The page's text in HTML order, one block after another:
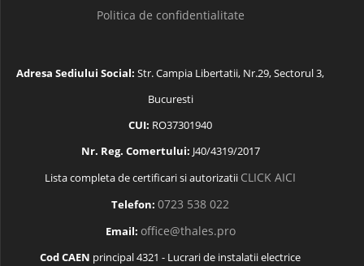
Politica de confidentialitate
Adresa Sediului Social: Str. Campia Libertatii, Nr.29, Sectorul 3,
Bucuresti
CUI: RO37301940
Nr. Reg. Comertului: J40/4319/2017
Lista completa de certificari si autorizatii CLICK AICI
Telefon: 0723 538 022
Email: office@thales.pro
Cod CAEN principal 4321 - Lucrari de instalatii electrice